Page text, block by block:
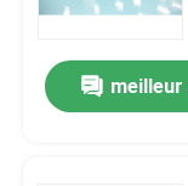
Théâtre
Bloc